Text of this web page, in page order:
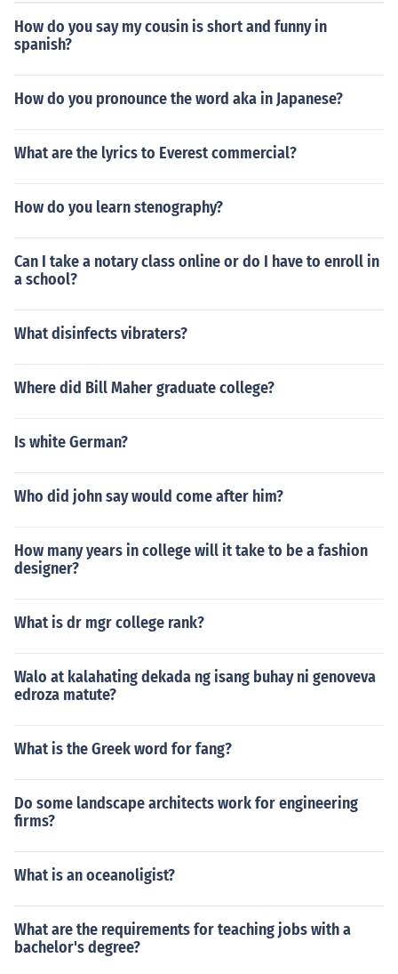
How do you say my cousin is short and funny in
spanish?
How do you pronounce the word aka in Japanese?
What are the lyrics to Everest commercial?
How do you learn stenography?
Can I take a notary class online or do I have to enroll in
a school?
What disinfects vibraters?
Where did Bill Maher graduate college?
Is white German?
Who did john say would come after him?
How many years in college will it take to be a fashion
designer?
What is dr mgr college rank?
Walo at kalahating dekada ng isang buhay ni genoveva
edroza matute?
What is the Greek word for fang?
Do some landscape architects work for engineering
firms?
What is an oceanoligist?
What are the requirements for teaching jobs with a
bachelor's degree?